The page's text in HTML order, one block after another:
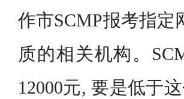
作市SCMP报考指
质的相关机构。
12000元, 要是低于